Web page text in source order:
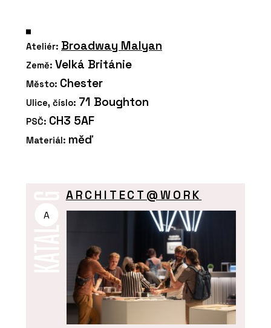
Ateliér: Broadway Malyan
Země: Velká Británie
Město: Chester
Ulice, číslo: 71 Boughton
PSČ: CH3 5AF
Materiál: měď
A
ARCHITECT@WORK